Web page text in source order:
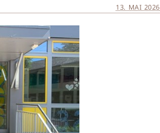
13. MAI 2026